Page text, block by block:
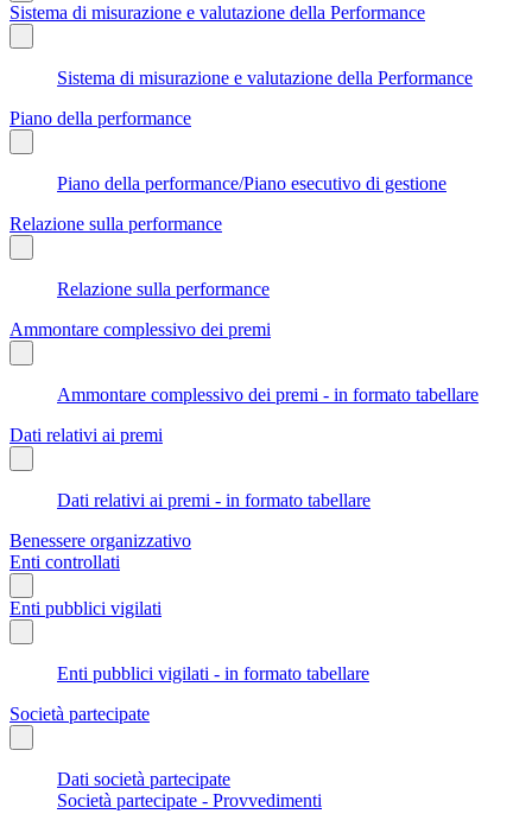
Sistema di misurazione e valutazione della Performance
Sistema di misurazione e valutazione della Performance
Piano della performance
Piano della performance/Piano esecutivo di gestione
Relazione sulla performance
Relazione sulla performance
Ammontare complessivo dei premi
Ammontare complessivo dei premi - in formato tabellare
Dati relativi ai premi
Dati relativi ai premi - in formato tabellare
Benessere organizzativo
Enti controllati
Enti pubblici vigilati
Enti pubblici vigilati - in formato tabellare
Società partecipate
Dati società partecipate
Società partecipate - Provvedimenti